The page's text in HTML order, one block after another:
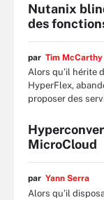
Nutanix
des
par Tim McCarthy
Alors qu’il hérite
HyperFlex,
proposer des
MicroCloud
par Yann Serra
Alors qu’il